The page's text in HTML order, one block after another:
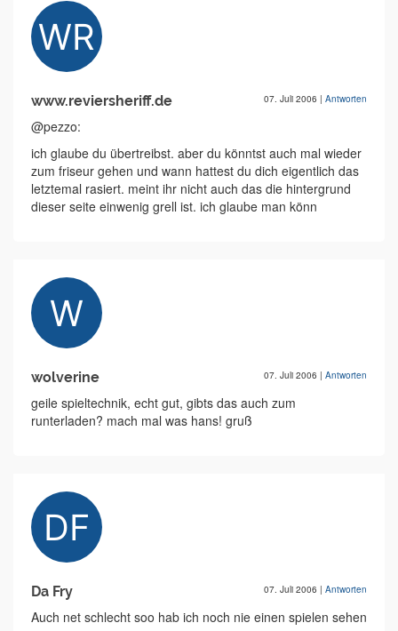
www.reviersheriff.de 07. Juli 2006 | Antworten
@pezzo:
ich glaube du übertreibst. aber du könntst auch mal wieder
zum friseur gehen und wann hattest du dich eigentlich das
letztemal rasiert. meint ihr nicht auch das die hintergrund
dieser seite einwenig grell ist. ich glaube man könn
wolverine 07. Juli 2006 | Antworten
geile spieltechnik, echt gut, gibts das auch zum
runterladen? mach mal was hans! gruß
Da Fry 07. Juli 2006 | Antworten
Auch net schlecht soo hab ich noch nie einen spielen sehen